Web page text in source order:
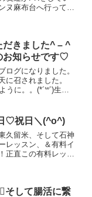
ヌ麻布台へ行ってき
だきました^ – ^
お知らせです♡
ログになりました。
に召されました。
うに。。(*´꒳`)生か
Ｏ＾☆♪今日はレギ
...
♡祝日＼(^o^)
久留米、そして石神
レッスン、＆有料イ
正直この有料レッス
しで飲...
そして腸活に繋